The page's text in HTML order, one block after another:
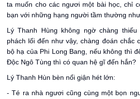
ta muốn cho các ngươi một bài học, chỉ
bạn với những hạng người tầm thường
Lý Thanh Hùng không ngờ chàng
phách lối đến như vậy, chàng đoán chắc
bộ hạ của Phi Long Bang, nếu không thì
Độc Ngô Tùng thì có quan hệ gĩ đến hắn?
Lý Thanh Hùn bèn nổi giận hét lớn:
- Té ra nhà ngươi cũng cùng một bọn